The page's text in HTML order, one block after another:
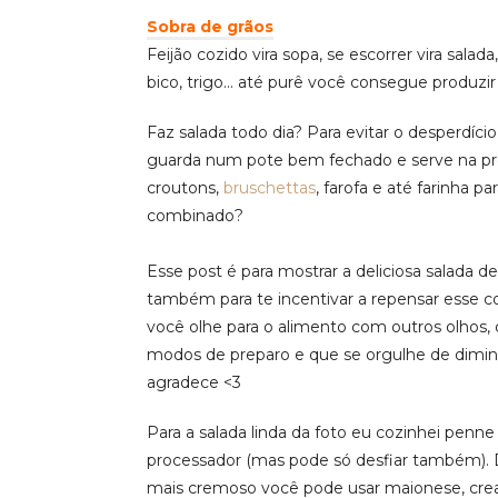
Sobra de grãos
Feijão cozido vira sopa, se escorrer vira
bico, trigo… até purê você consegue
Faz salada todo dia? Para evitar o
guarda num pote bem fechado e serve na
croutons, bruschettas, farofa e até farinha
combinado?
Esse post é para mostrar a deliciosa salada
também para te incentivar a repensar esse
você olhe para o alimento com outros
modos de preparo e que se orgulhe de
agradece <3
Para a salada linda da foto eu cozinhei
processador (mas pode só desfiar também).
mais cremoso você pode usar maionese,